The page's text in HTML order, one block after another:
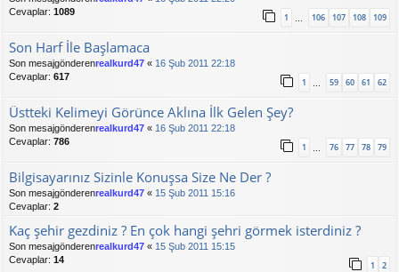
Cevaplar: 1089 1 … 106 107 108 109
Son Harf İle Başlamaca
Son mesajgönderenrealkurd47 « 16 Şub 2011 22:18
Cevaplar: 617 1 … 59 60 61 62
Üstteki Kelimeyi Görünce Aklına İlk Gelen Şey?
Son mesajgönderenrealkurd47 « 16 Şub 2011 22:18
Cevaplar: 786 1 … 76 77 78 79
Bilgisayarınız Sizinle Konuşsa Size Ne Der ?
Son mesajgönderenrealkurd47 « 15 Şub 2011 15:16
Cevaplar: 2
Kaç şehir gezdiniz ? En çok hangi şehri görmek isterdiniz ?
Son mesajgönderenrealkurd47 « 15 Şub 2011 15:15
Cevaplar: 14 1 2